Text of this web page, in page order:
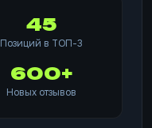
45
Позиций в ТОП-3
600+
Новых отзывов